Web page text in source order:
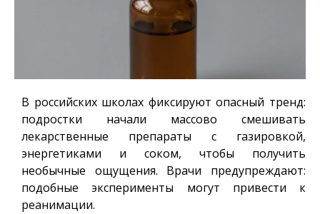
В российских школах фиксируют опасный тренд:
подростки начали массово смешивать
лекарственные препараты с газировкой,
энергетиками и соком, чтобы получить
необычные ощущения. Врачи предупреждают:
подобные эксперименты могут привести к
реанимации.